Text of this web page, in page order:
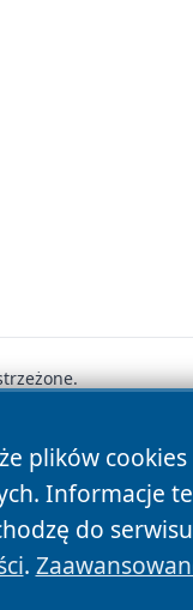
plików
Informacje
do
.
Cookies